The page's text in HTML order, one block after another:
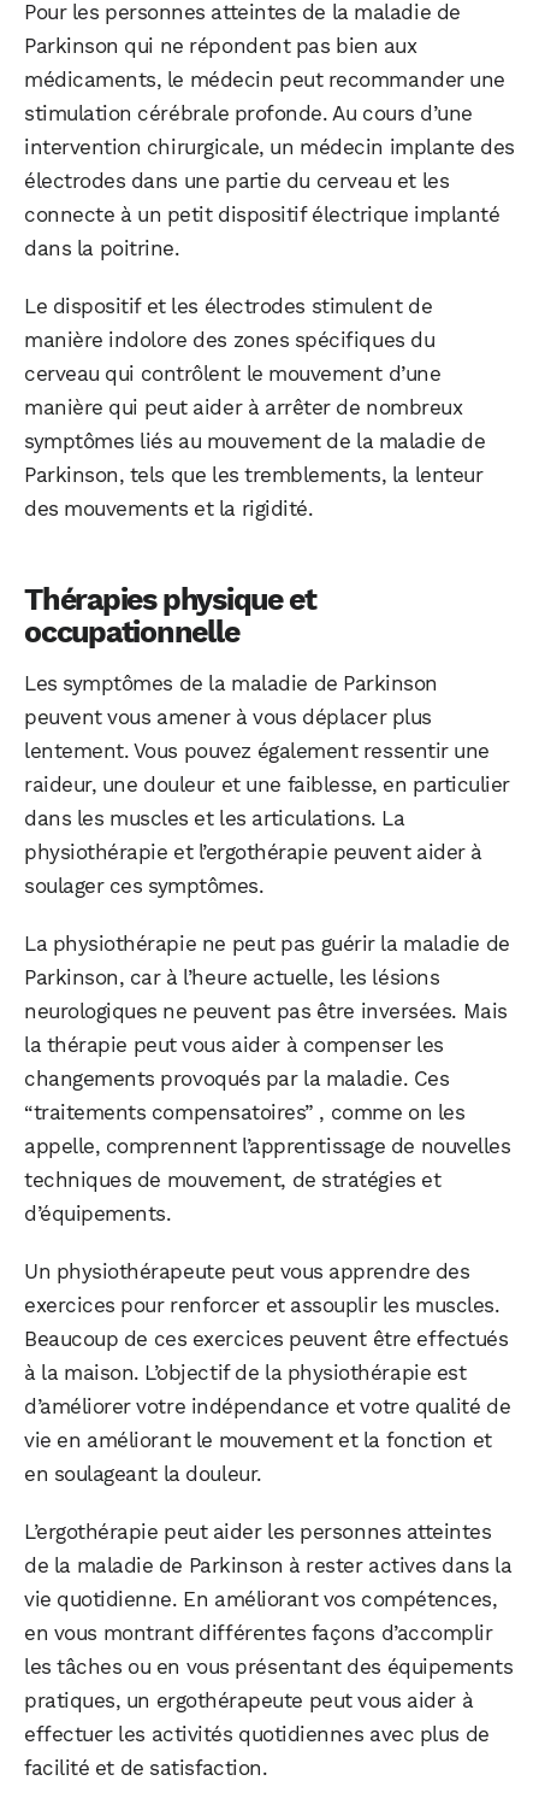
Pour les personnes atteintes de la maladie de
Parkinson qui ne répondent pas bien aux
médicaments, le médecin peut recommander une
stimulation cérébrale profonde. Au cours d’une
intervention chirurgicale, un médecin implante des
électrodes dans une partie du cerveau et les
connecte à un petit dispositif électrique implanté
dans la poitrine.
Le dispositif et les électrodes stimulent de
manière indolore des zones spécifiques du
cerveau qui contrôlent le mouvement d’une
manière qui peut aider à arrêter de nombreux
symptômes liés au mouvement de la maladie de
Parkinson, tels que les tremblements, la lenteur
des mouvements et la rigidité.
Thérapies physique et
occupationnelle
Les symptômes de la maladie de Parkinson
peuvent vous amener à vous déplacer plus
lentement. Vous pouvez également ressentir une
raideur, une douleur et une faiblesse, en particulier
dans les muscles et les articulations. La
physiothérapie et l’ergothérapie peuvent aider à
soulager ces symptômes.
La physiothérapie ne peut pas guérir la maladie de
Parkinson, car à l’heure actuelle, les lésions
neurologiques ne peuvent pas être inversées. Mais
la thérapie peut vous aider à compenser les
changements provoqués par la maladie. Ces
“traitements compensatoires” , comme on les
appelle, comprennent l’apprentissage de nouvelles
techniques de mouvement, de stratégies et
d’équipements.
Un physiothérapeute peut vous apprendre des
exercices pour renforcer et assouplir les muscles.
Beaucoup de ces exercices peuvent être effectués
à la maison. L’objectif de la physiothérapie est
d’améliorer votre indépendance et votre qualité de
vie en améliorant le mouvement et la fonction et
en soulageant la douleur.
L’ergothérapie peut aider les personnes atteintes
de la maladie de Parkinson à rester actives dans la
vie quotidienne. En améliorant vos compétences,
en vous montrant différentes façons d’accomplir
les tâches ou en vous présentant des équipements
pratiques, un ergothérapeute peut vous aider à
effectuer les activités quotidiennes avec plus de
facilité et de satisfaction.